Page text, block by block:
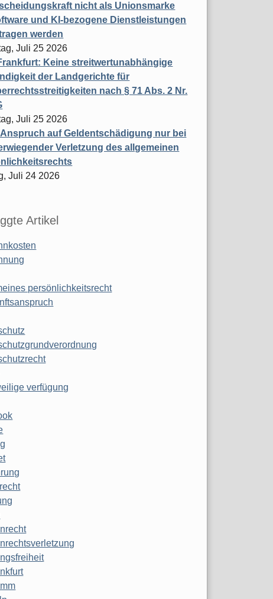
nicht als Unionsmarke
und KI-bezogene Dienstleistungen
werden
Juli 25 2026
Keine streitwertunabhängige
der Landgerichte für
nach § 71 Abs. 2 Nr.
Juli 25 2026
Anspruch auf Geldentschädigung nur bei
Verletzung des allgemeinen
Juli 24 2026
Artikel
persönlichkeitsrecht
verfügung